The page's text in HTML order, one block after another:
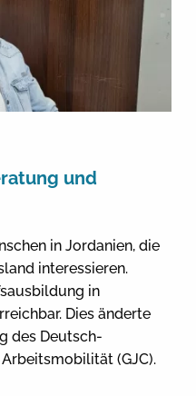
und
in Jordanien, die
interessieren.
in
Dies änderte
des Deutsch-
(GJC).